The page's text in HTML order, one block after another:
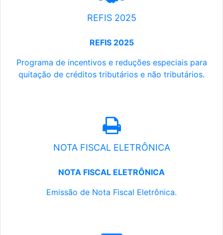
REFIS 2025
REFIS 2025
Programa de incentivos e reduções especiais para
quitação de créditos tributários e não tributários.
NOTA FISCAL ELETRÔNICA
NOTA FISCAL ELETRÔNICA
Emissão de Nota Fiscal Eletrônica.